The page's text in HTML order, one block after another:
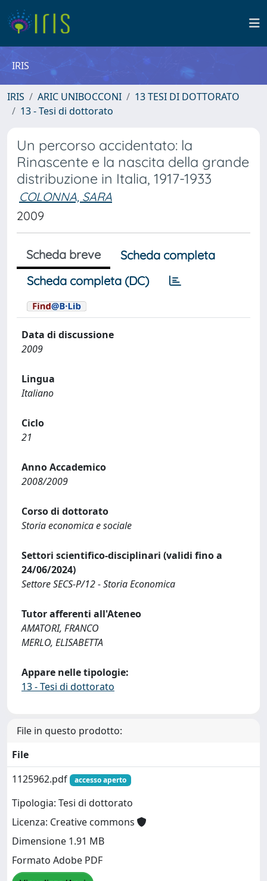
IRIS
IRIS ARIC UNIBOCCONI
13 TESI DI DOTTORATO
13 - Tesi di dottorato
Un percorso accidentato: la
Rinascente e la nascita della grande
distribuzione in Italia, 1917-1933
COLONNA, SARA
2009
Scheda breve
Scheda completa
Scheda completa (DC)
Data di discussione
2009
Lingua
Italiano
Ciclo
21
Anno Accademico
2008/2009
Corso di dottorato
Storia economica e sociale
Settori scientifico-disciplinari (validi fino a
24/06/2024)
Settore SECS-P/12 - Storia Economica
Tutor afferenti all'Ateneo
AMATORI, FRANCO
MERLO, ELISABETTA
Appare nelle tipologie:
13 - Tesi di dottorato
File in questo prodotto:
File
1125962.pdf
accesso aperto
Tipologia: Tesi di dottorato
Licenza: Creative commons
Dimensione 1.91 MB
Formato Adobe PDF